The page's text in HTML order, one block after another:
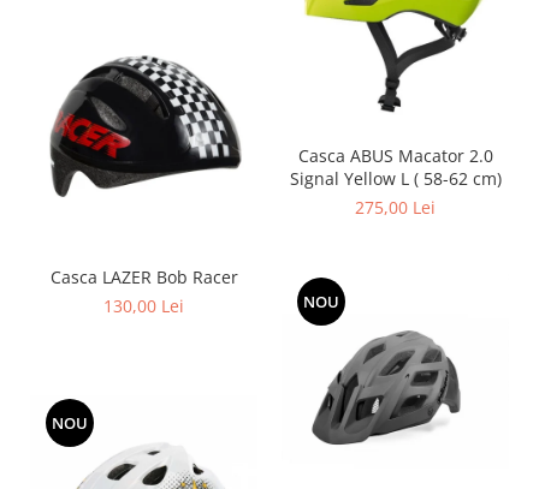
Casca ABUS Macator 2.0
Signal Yellow L ( 58-62 cm)
275,00 Lei
Casca LAZER Bob Racer
130,00 Lei
NOU
NOU